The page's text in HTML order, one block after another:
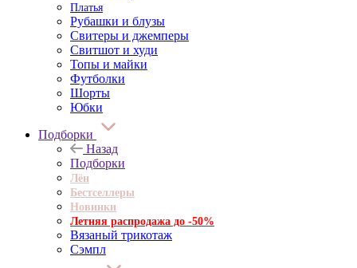
Платья
Рубашки и блузы
Свитеры и джемперы
Свитшот и худи
Топы и майки
Футболки
Шорты
Юбки
Подборки
Назад
Подборки
Лён
Бестселлеры
Новинки
Летняя распродажа до -50%
Вязаный трикотаж
Сэмпл